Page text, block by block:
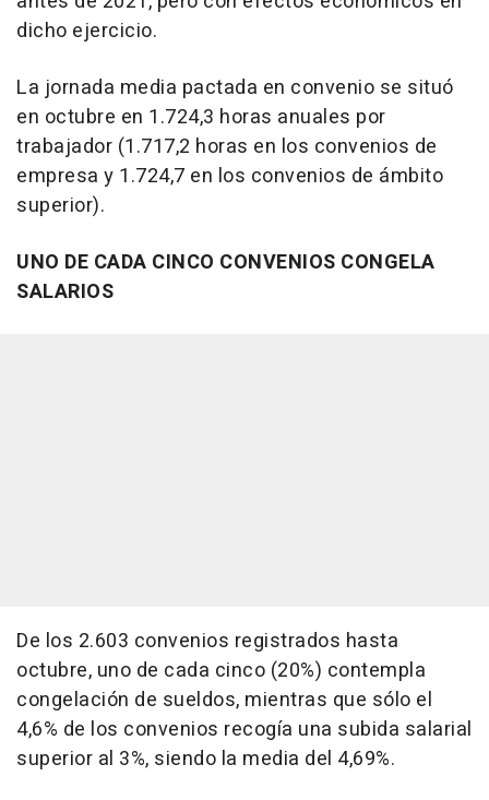
dicho ejercicio.
La jornada media pactada en convenio se situó
en octubre en 1.724,3 horas anuales por
trabajador (1.717,2 horas en los convenios de
empresa y 1.724,7 en los convenios de ámbito
superior).
UNO DE CADA CINCO CONVENIOS CONGELA
SALARIOS
De los 2.603 convenios registrados hasta
octubre, uno de cada cinco (20%) contempla
congelación de sueldos, mientras que sólo el
4,6% de los convenios recogía una subida salarial
superior al 3%, siendo la media del 4,69%.